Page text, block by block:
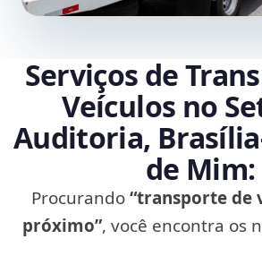
Serviços de
Veículos no
Auditoria,
de Mim:
Procurando“transporte de
próximo”, você encontra os